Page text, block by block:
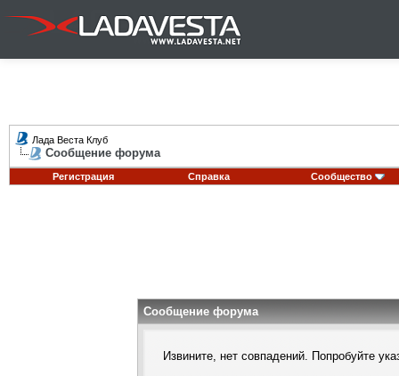
Лада Веста Клуб
Сообщение форума
Регистрация Справка Сообщество
Сообщение форума
Извините, нет совпадений. Попробуйте